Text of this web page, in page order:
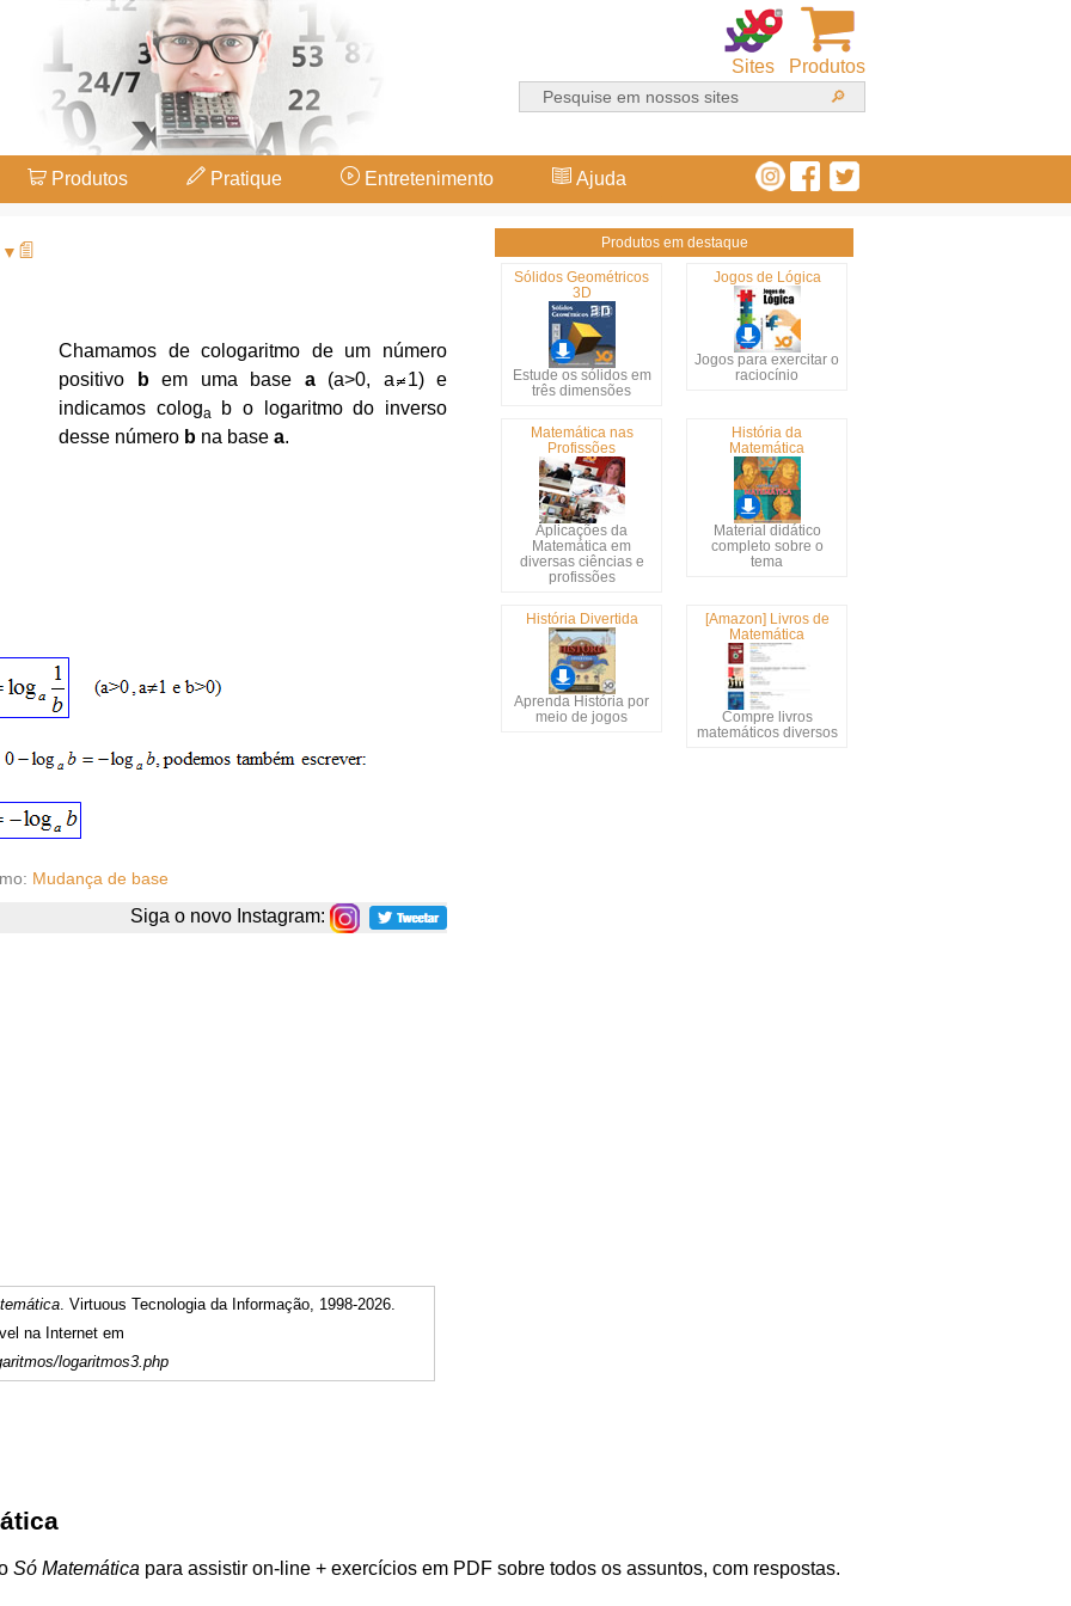
Produtos
Sites
Produtos Pratique Entretenimento Ajuda
▼
Chamamos de cologaritmo de um número
positivo
bem uma base a(a>0, a
1) e
indicamos cologa
b o logaritmo do inverso
desse número b na base a.
Mudança de base
Siga o novo Instagram:
. Virtuous Tecnologia da Informação, 1998-2026.
na Internet em
logaritmos3.php
Produtos em destaque
Sólidos Geométricos
3D
Estude os sólidos em
três dimensões
Jogos de Lógica
Jogos para exercitar o
raciocínio
Matemática nas
Profissões
Aplicações da
Matemática em
diversas ciências e
profissões
História da
Matemática
Material didático
completo sobre o
tema
História Divertida
Aprenda História por
meio de jogos
[Amazon] Livros de
Matemática
Compre livros
matemáticos diversos
Só Matemática para assistir on-line + exercícios em PDF sobre todos os assuntos, com respostas.